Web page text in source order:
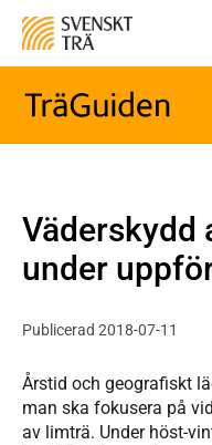
Väderskydd
under
Publicerad 2018-07-11
Årstid och geografiskt
man ska fokusera på
av limträ. Under höst-